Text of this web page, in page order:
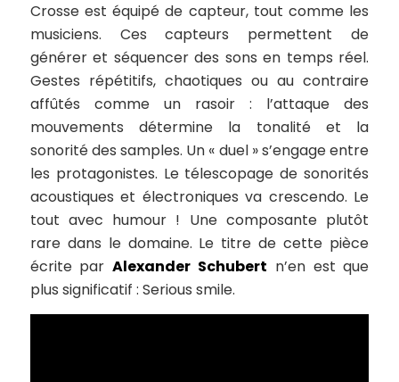
Crosse est équipé de capteur, tout comme les
musiciens. Ces capteurs permettent de
générer et séquencer des sons en temps réel.
Gestes répétitifs, chaotiques ou au contraire
affûtés comme un rasoir : l’attaque des
mouvements détermine la tonalité et la
sonorité des samples. Un « duel » s’engage entre
les protagonistes. Le télescopage de sonorités
acoustiques et électroniques va crescendo. Le
tout avec humour ! Une composante plutôt
rare dans le domaine. Le titre de cette pièce
écrite parAlexander Schubert n’en est que
plus significatif : Serious smile.